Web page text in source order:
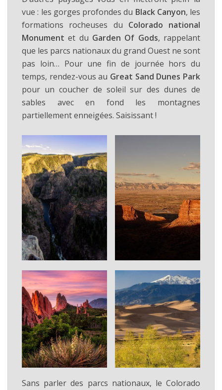
vue : les gorges profondes du Black Canyon, les
formations rocheuses du Colorado national
Monument et du Garden Of Gods, rappelant
que les parcs nationaux du grand Ouest ne sont
pas loin… Pour une fin de journée hors du
temps, rendez-vous au Great Sand Dunes Park
pour un coucher de soleil sur des dunes de
sables avec en fond les montagnes
partiellement enneigées. Saisissant !
Sans parler des parcs nationaux, le Colorado